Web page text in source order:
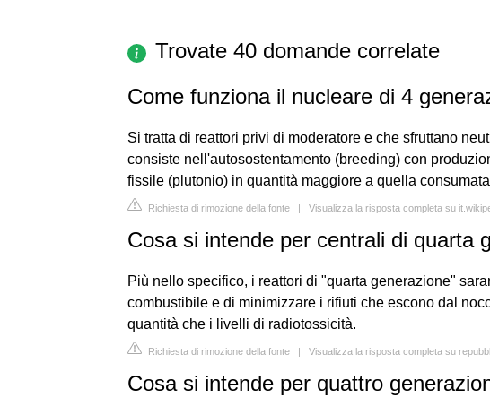
Trovate 40 domande correlate
Come funziona il nucleare di 4
Si tratta di reattori privi di moderatore e che sfruttano
consiste nell'autosostentamento (breeding) con
fissile (plutonio) in quantità maggiore a quella
Richiesta di rimozione della fonte | Visualizza la risposta completa su
Cosa si intende per centrali di quarta
Più nello specifico, i reattori di "quarta generazione"
combustibile e di minimizzare i rifiuti che escono dal
quantità che i livelli di radiotossicità.
Richiesta di rimozione della fonte | Visualizza la risposta completa su
Cosa si intende per quattro